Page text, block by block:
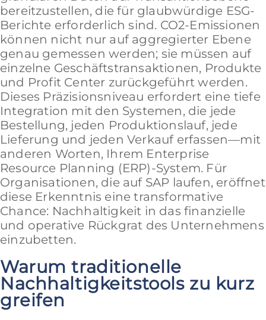
bereitzustellen, die für glaubwürdige ESG-
Berichte erforderlich sind. CO2-Emissionen
können nicht nur auf aggregierter Ebene
genau gemessen werden; sie müssen auf
einzelne Geschäftstransaktionen, Produkte
und Profit Center zurückgeführt werden.
Dieses Präzisionsniveau erfordert eine tiefe
Integration mit den Systemen, die jede
Bestellung, jeden Produktionslauf, jede
Lieferung und jeden Verkauf erfassen—mit
anderen Worten, Ihrem Enterprise
Resource Planning (ERP)-System. Für
Organisationen, die auf SAP laufen, eröffnet
diese Erkenntnis eine transformative
Chance: Nachhaltigkeit in das finanzielle
und operative Rückgrat des Unternehmens
einzubetten.
Warum traditionelle
Nachhaltigkeitstools zu kurz
greifen